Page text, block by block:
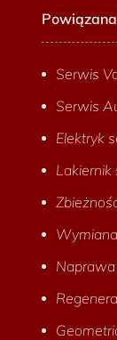
Serwis
Serwis
Elektryk